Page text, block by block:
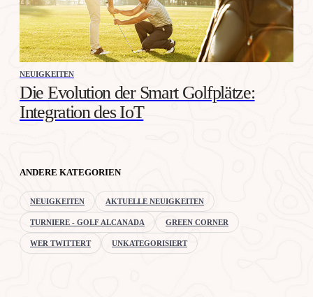
NEUIGKEITEN
Die Evolution der Smart Golfplätze:
Integration des IoT
ANDERE KATEGORIEN
NEUIGKEITEN AKTUELLE NEUIGKEITEN
TURNIERE - GOLF ALCANADA GREEN CORNER
WER TWITTERT UNKATEGORISIERT